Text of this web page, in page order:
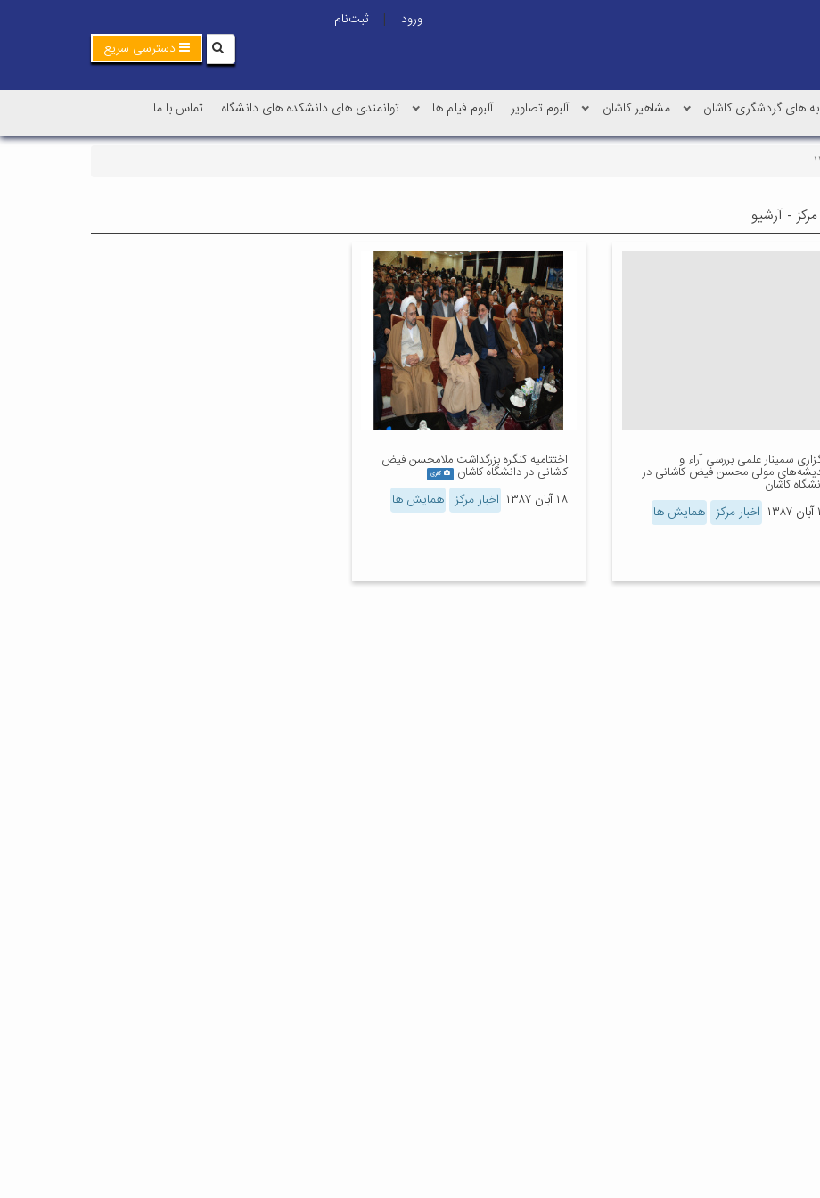
ورود |
ثبت‌نام
دسترسی سریع
های گردشگری کاشان مشاهیر کاشان آلبوم تصاویر آلبوم فیلم ها توانمندی های دانشکده های دانشگاه تماس با ما
مرکز - آرشیو
سمینار علمی بررسی آراء و
مولی محسن فیض کاشانی در
کاشان
اخبار مرکز همایش ها
اختتامیه کنگره بزرگداشت ملامحسن فیض
کاشانی در دانشگاه کاشان گالری
۱۸ آبان ۱۳۸۷ اخبار مرکز همایش ها